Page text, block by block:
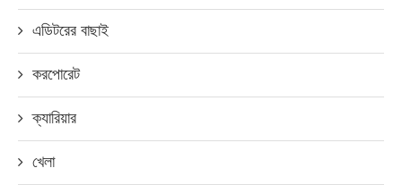
এডিটরের বাছাই
করপোরেট
ক্যারিয়ার
খেলা